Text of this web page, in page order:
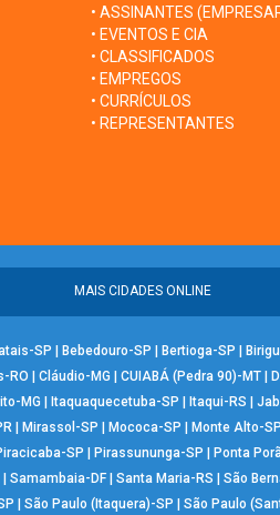
• ASSINANTES
• EVENTOS E CIA
• CLASSIFICADOS
• EMPREGOS
• CURRÍCULOS
• REPRESENTANTES
MAIS CIDADES ONLINE
SP | Bebedouro-SP | Bertioga-SP |
RO | Cláudio-MG | CUIABÁ (Pedra 90)-MT |
MG | Itaquaquecetuba-SP | Itaqui-RS |
| Mirassol-SP | Mococa-SP | Monte Alto-SP
SP | Pirassununga-SP | Ponta
| Samambaia-DF| Santa Maria-RS | São
| São Paulo (Itaquera)-SP | São Paulo